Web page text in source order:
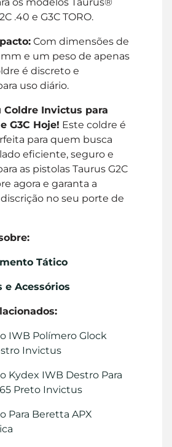
.40 e G3C TORO.
Com dimensões de
mm e um peso de apenas
é discreto e
uso diário.
Coldre Invictus para
G3C Hoje! Este coldre é
para quem busca
eficiente, seguro e
as pistolas Taurus G2C
agora e garanta a
no seu porte de
Tático
e Acessórios
IWB Polímero Glock
Invictus
Kydex IWB Destro Para
Preto Invictus
Para Beretta APX